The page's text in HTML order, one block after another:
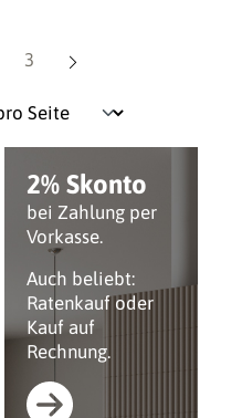
Seite
3
2% Skonto
bei Zahlung per
Vorkasse.
Auch beliebt:
Ratenkauf oder
Kauf auf
Rechnung.